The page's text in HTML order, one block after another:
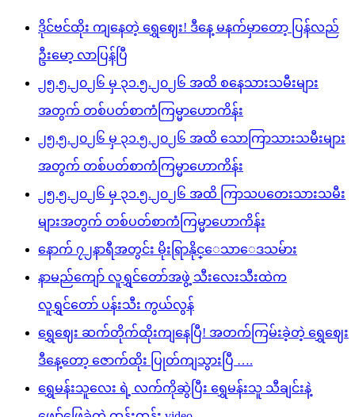
ဒိုင်ဗင်ထိုး ကျနေတဲ့ ရွှေဈေး! ဒီနေ့ မနက်မှာတော့ ပြန်လည်
ဦးမော့ လာပြန်ပြီ
၂၅.၅.၂၀၂၆ မှ ၃၁.၅.၂၀၂၆ အထိ စနေသားသမီးများ
အတွက် တစ်ပတ်စာကံကြမ္မာဟောကိန်း
၂၅.၅.၂၀၂၆ မှ ၃၁.၅.၂၀၂၆ အထိ သောကြာသားသမီးများ
အတွက် တစ်ပတ်စာကံကြမ္မာဟောကိန်း
၂၅.၅.၂၀၂၆ မှ ၃၁.၅.၂၀၂၆ အထိ ကြာသပတေးသားသမီး
များအတွက် တစ်ပတ်စာကံကြမ္မာဟောကိန်း
နောက် ၇၂နာရီအတွင်း မိုးရြာနိုင္ေသာေဒသမ်ား
နာမည်ကျော် လူရွှင်တော်အဖွဲ့ သီးလေးသီးထဲက
လူရွှင်တော် ပန်းသီး ကွယ်လွန်
ရွှေဈေး ဆက်တိုက်ထိုးကျနေပြီ! အတက်ကြမ်းခဲ့တဲ့ ရွှေဈေး
ဒီနေ့တော့ ဇောက်ထိုး ပြုတ်ကျသွားပြီ ….
ရွှေမန်းသူလေး ရဲ့ လက်ကိုဆွဲပြီး ရွှေမန်းသူ သီချင်းနဲ့